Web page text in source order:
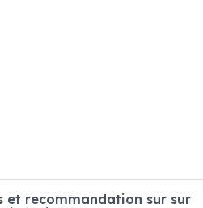
et recommandation sur sur